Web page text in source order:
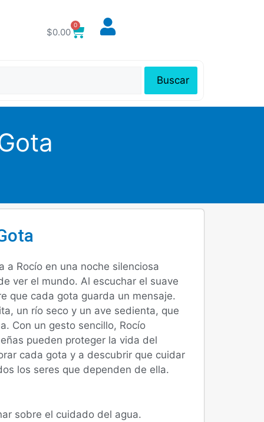
$0.00
0
Buscar
a Rocío en una noche silenciosa
ver el mundo. Al escuchar el suave
que cada gota guarda un mensaje.
un río seco y un ave sedienta, que
Con un gesto sencillo, Rocío
pueden proteger la vida del
cada gota y a descubrir que cuidar
los seres que dependen de ella.
sobre el cuidado del agua.